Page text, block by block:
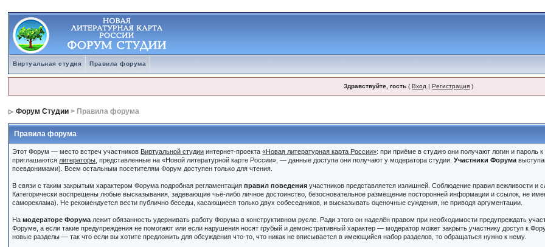
Виртуальная студия Правила форума
Здравствуйте, гость (Вход |Регистрация )
Форум Студии > Правила форума
Правила форума
Этот Форум — место встреч участников Виртуальной студии интернет-проекта«Новая литературная карта России»: при приёме в студию они получают логин и пароль
приглашаются литераторы , представленные на «Новой литературной карте России», — данные доступа они получают у модератора студии.Участники Форума
псевдонимами). Всем остальным посетителям Форум доступен только для чтения.
В связи с таким закрытым характером Форума подробная регламентацияправил поведения участников представляется излишней. Соблюдение правил вежливости и
Категорически воспрещены любые высказывания, задевающие чьё-либо личное достоинство, безосновательное размещение посторонней информации и ссылок, не
самореклама). Не рекомендуется вести публично беседы, касающиеся только двух собеседников, и высказывать оценочные суждения, не приводя аргументации.
Намодераторе Форума лежит обязанность удерживать работу Форума в конструктивном русле. Ради этого он наделён правом при необходимости предупреждать
Форуме, а если такие предупреждения не помогают или если нарушения носят грубый и демонстративный характер — модератор может закрыть участнику доступ к
новые разделы — так что если вы хотите предложить для обсуждения что-то, что никак не вписывается в имеющийся набор разделов, то обращаться нужно к нему.